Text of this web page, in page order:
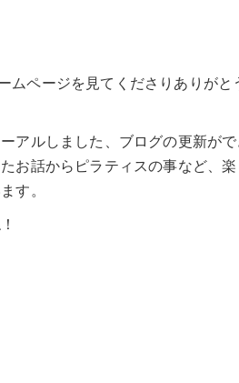
ームページを見てくださりありがと
アルしました、ブログの更新がで
お話からピラティスの事など、楽
す。